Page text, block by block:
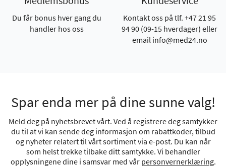
Du får bonus hver gang du
handler hos oss
Kontakt oss på tlf. +47 21 95
94 90 (09-15 hverdager) eller
email info@med24.no
Spar enda mer på dine sunne valg!
Meld deg på nyhetsbrevet vårt. Ved å registrere deg samtykker
du til at vi kan sende deg informasjon om rabattkoder, tilbud
og nyheter relatert til vårt sortiment via e-post. Du kan når
som helst trekke tilbake ditt samtykke. Vi behandler
opplysningene dine i samsvar med vår personvernerklæring.